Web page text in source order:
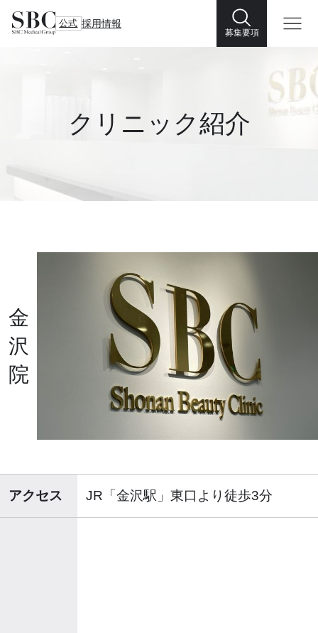
公式 採用情報
募集要項
クリニック紹介
金
沢
院
アクセス JR「金沢駅」東口より徒歩3分